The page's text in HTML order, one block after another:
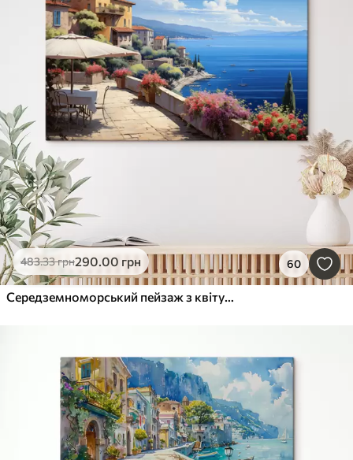
483.33грн290.00 грн 60
Середземноморський пейзаж з квітучою терасою в художньому стилі